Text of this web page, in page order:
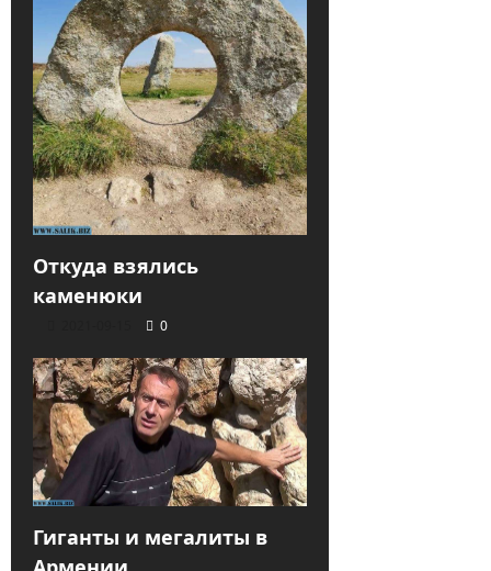
Откуда взялись
каменюки
0
Гиганты и мегалиты в